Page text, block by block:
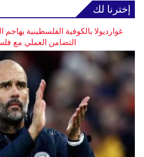
إخترنا لك
غوارديولا بالكوفية الفلسطينية
التضامن العملي مع